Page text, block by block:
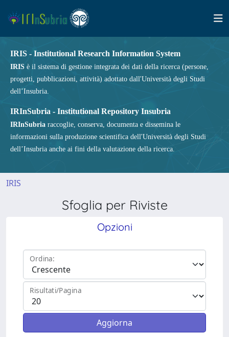
IRIS - Institutional Research Information System
IRIS è il sistema di gestione integrata dei dati della ricerca (persone,
progetti, pubblicazioni, attività) adottato dall'Università degli Studi
dell’Insubria.
IRInSubria - Institutional Repository Insubria
IRInSubria raccoglie, conserva, documenta e dissemina le
informazioni sulla produzione scientifica dell'Università degli Studi
dell’Insubria anche ai fini della valutazione della ricerca.
IRIS
Sfoglia per Riviste
Opzioni
Ordina:
Risultati/Pagina